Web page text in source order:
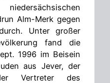
Alm-Merk gegen
Unter großer
fand die
1996 im Beisein
aus Jever, der
Vertreter des